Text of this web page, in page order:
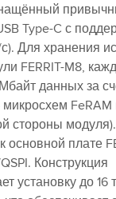
Type-C с
Для хранения
FERRIT-M8,
данных за
FeRAM
стороны
основной плате
Конструкция
установку до 16